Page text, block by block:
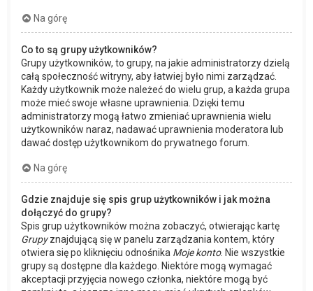
Na górę
Co to są grupy użytkowników?
Grupy użytkowników, to grupy, na jakie administratorzy dzielą
całą społeczność witryny, aby łatwiej było nimi zarządzać.
Każdy użytkownik może należeć do wielu grup, a każda grupa
może mieć swoje własne uprawnienia. Dzięki temu
administratorzy mogą łatwo zmieniać uprawnienia wielu
użytkowników naraz, nadawać uprawnienia moderatora lub
dawać dostęp użytkownikom do prywatnego forum.
Na górę
Gdzie znajduje się spis grup użytkowników i jak można
dołączyć do grupy?
Spis grup użytkowników można zobaczyć, otwierając kartę
Grupyznajdującą się w panelu zarządzania kontem, który
otwiera się po kliknięciu odnośnika Moje konto. Nie wszystkie
grupy są dostępne dla każdego. Niektóre mogą wymagać
akceptacji przyjęcia nowego członka, niektóre mogą być